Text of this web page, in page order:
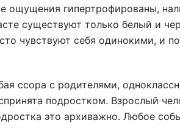
ощущения гипертрофированы,
существуют только белый и
чувствуют себя одинокими, и
ссора с родителями,
подростком. Взрослый
это архиважно. Любое